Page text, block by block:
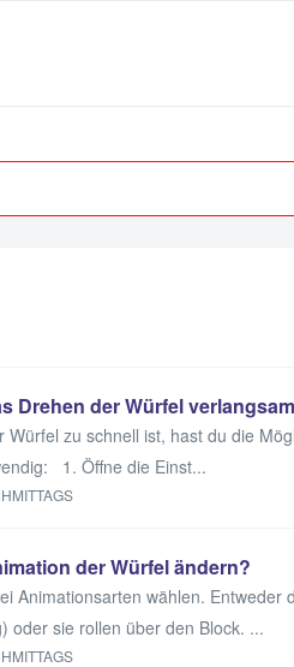
Drehen der Würfel
Würfel zu schnell ist, hast du die
1. Öffne die Einst...
der Würfel ändern?
Animationsarten wählen. Entweder
oder sie rollen über den Block. ...